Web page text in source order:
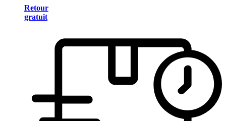
Retour
gratuit